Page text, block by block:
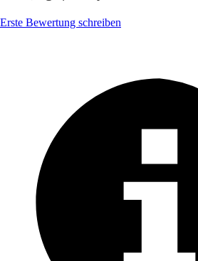
Erste Bewertung schreiben